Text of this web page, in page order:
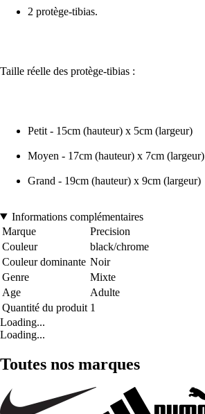
2 protège-tibias.
Taille réelle des protège-tibias :
Petit - 15cm (hauteur) x 5cm (largeur)
Moyen - 17cm (hauteur) x 7cm (largeur)
Grand - 19cm (hauteur) x 9cm (largeur)
Informations complémentaires
Marque
Precision
Couleur
black/chrome
Couleur dominante Noir
Genre
Mixte
Age
Adulte
Quantité du produit 1
Loading...
Loading...
Toutes nos marques